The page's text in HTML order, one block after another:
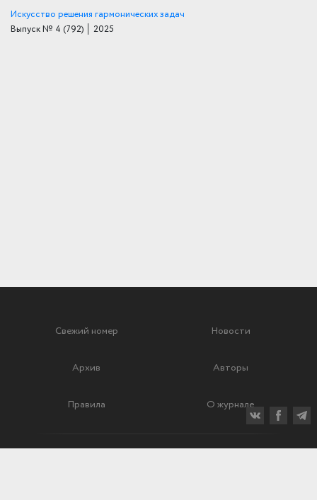
Искусство решения гармонических задач
Выпуск № 4 (792) │ 2025
Свежий номер Новости
Архив Авторы
Правила О журнале